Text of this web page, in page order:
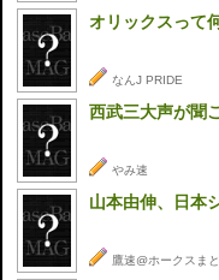
オリックスって
なんJ PRIDE
西武三大声が聞
やみ速
山本由伸、日本
鷹速@ホークスま